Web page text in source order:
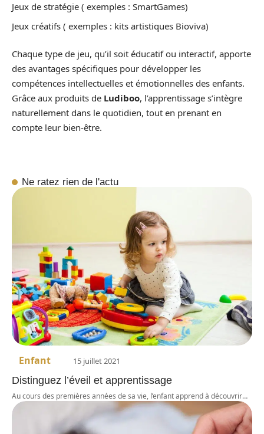
Jeux de stratégie ( exemples : SmartGames)
Jeux créatifs ( exemples : kits artistiques Bioviva)
Chaque type de jeu, qu’il soit éducatif ou interactif, apporte
des avantages spécifiques pour développer les
compétences intellectuelles et émotionnelles des enfants.
Grâce aux produits de Ludiboo, l’apprentissage s’intègre
naturellement dans le quotidien, tout en prenant en
compte leur bien-être.
Ne ratez rien de l'actu
Enfant 15 juillet 2021
Distinguez l’éveil et apprentissage
Au cours des premières années de sa vie, l’enfant apprend à découvrir…